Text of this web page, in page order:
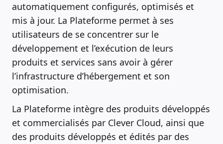
automatiquement configurés, optimisés et
mis à jour. La Plateforme permet à ses
utilisateurs de se concentrer sur le
développement et l’exécution de leurs
produits et services sans avoir à gérer
l’infrastructure d’hébergement et son
optimisation.
La Plateforme intègre des produits développés
et commercialisés par Clever Cloud, ainsi que
des produits développés et édités par des